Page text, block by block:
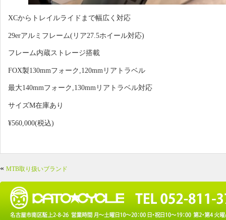
XCからトレイルライドまで幅広く対応
29erアルミフレーム(リア27.5ホイール対応)
フレーム内蔵ストレージ搭載
FOX製130mmフォーク,120mmリアトラベル
最大140mmフォーク,130mmリアトラベル対応
サイズM在庫あり
¥560,000(税込)
« MTB取り扱いブランド